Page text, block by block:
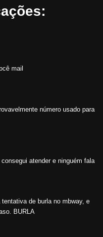
mail
número usado para
atender e ninguém fala
de burla no mbway, e
BURLA